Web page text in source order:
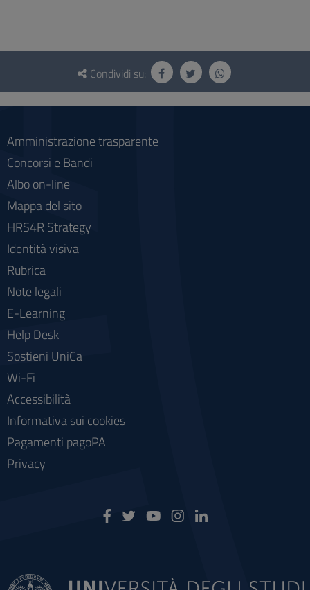
Questionario
social
Condividi su:
Amministrazione trasparente
Concorsi e Bandi
Albo on-line
Mappa del sito
HRS4R Strategy
Identità visiva
Rubrica
Note legali
E-Learning
Help Desk
Sostieni UniCa
Wi-Fi
Accessibilità
Informativa sui cookies
Pagamenti pagoPA
Privacy